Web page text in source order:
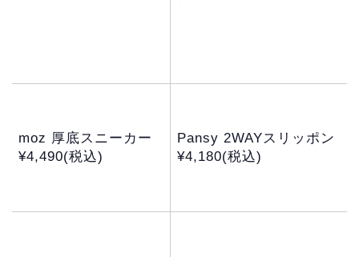
moz 厚底スニーカー
¥4,490(税込)
Pansy 2WAYスリッポン
¥4,180(税込)